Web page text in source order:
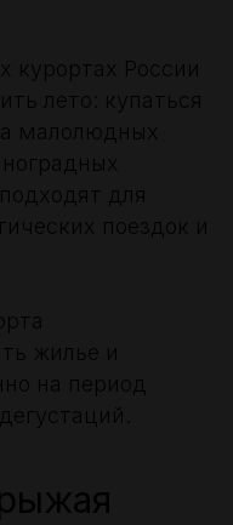
курортах России
лето: купаться
малолюдных
для
поездок и
жилье и
на период